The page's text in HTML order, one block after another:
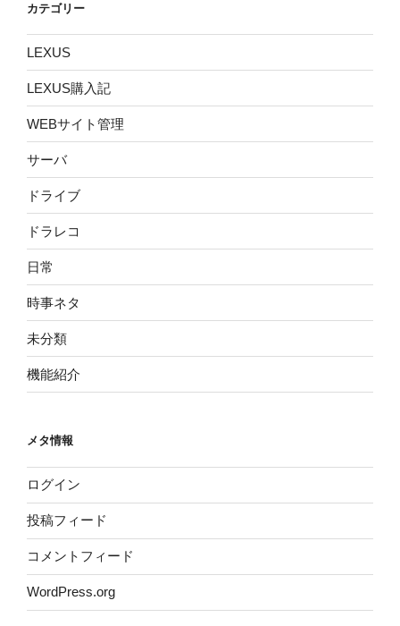
カテゴリー
LEXUS
LEXUS購入記
WEBサイト管理
サーバ
ドライブ
ドラレコ
日常
時事ネタ
未分類
機能紹介
メタ情報
ログイン
投稿フィード
コメントフィード
WordPress.org